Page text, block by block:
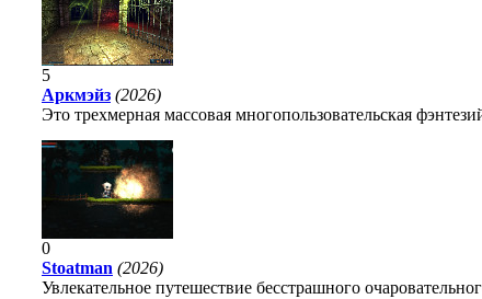
5
Аркмэйз (2026)
Это трехмерная массовая многопользовательская
0
Stoatman (2026)
Увлекательное путешествие бесстрашного